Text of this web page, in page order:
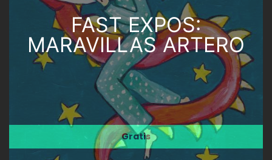
FAST EXPOS:
MARAVILLAS ARTERO
Gratis